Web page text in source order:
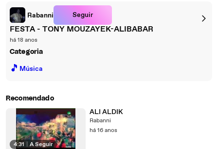
Rabanni Seguir
FESTA - TONY MOUZAYEK-ALIBABAR
há 18 anos
Categoria
🎵 Música
Recomendado
4:31 A Seguir
ALI ALDIK
Rabanni
há 16 anos